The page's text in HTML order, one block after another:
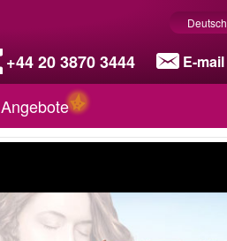
+44 20 3870 3444 E-mail
Deutsch
Angebote